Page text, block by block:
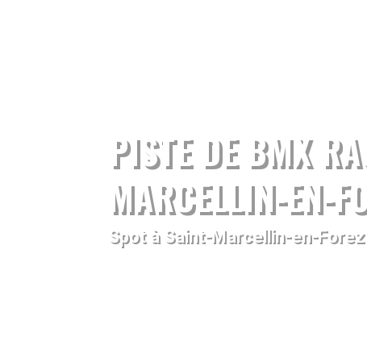
PISTE DE BMX
MARCELLIN-EN-
Spot à Saint-Marcellin-en-Forez